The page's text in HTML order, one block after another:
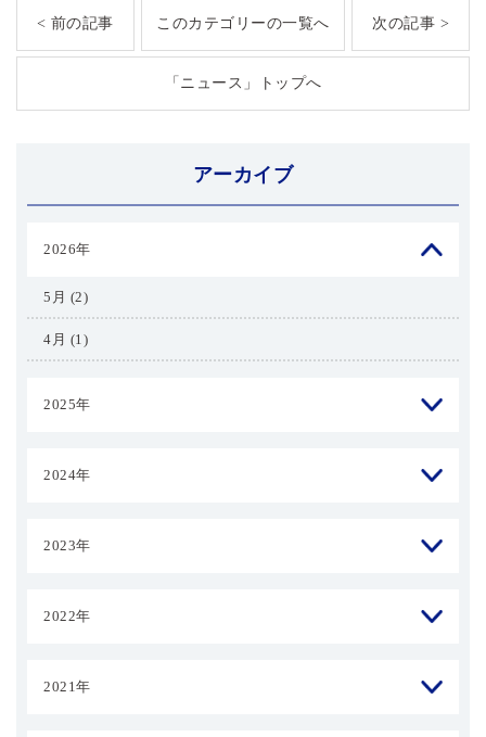
< 前の記事 このカテゴリーの一覧へ 次の記事 >
「ニュース」トップへ
アーカイブ
2026年
5月 (2)
4月 (1)
2025年
2024年
2023年
2022年
2021年